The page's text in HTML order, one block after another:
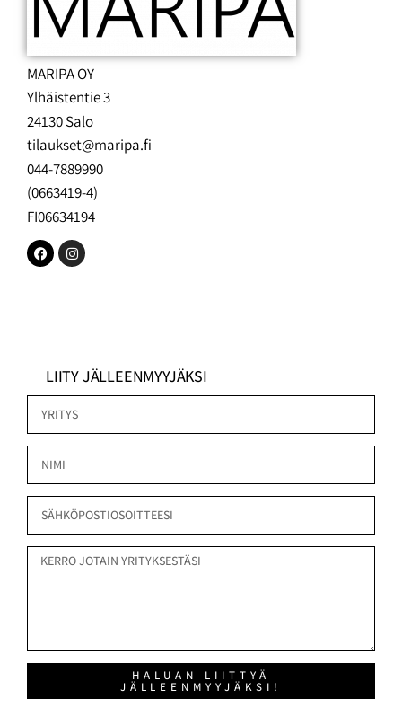
MARIPA OY
Ylhäistentie 3
24130 Salo
tilaukset@maripa.fi
044-7889990
(0663419-4)
FI06634194
LIITY JÄLLEENMYYJÄKSI
HALUAN LIITTYÄ
JÄLLEENMYYJÄKSI!